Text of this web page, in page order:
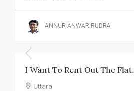
ANNUR ANWAR RUDRA
৳32,000
I Want To Rent Out The Flat.
Uttara